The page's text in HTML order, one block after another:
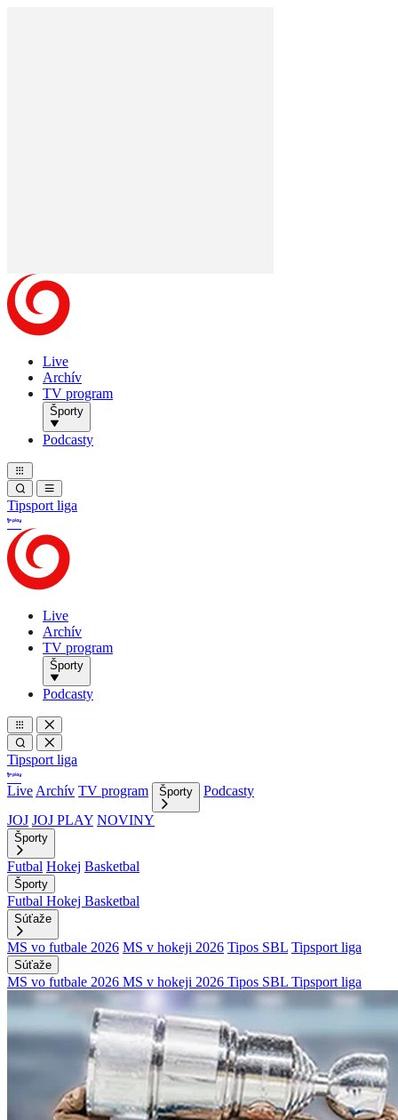
Live
Archív
TV program
Športy
Podcasty
Tipsport liga
Live
Archív
TV program
Športy
Podcasty
Tipsport liga
Live Archív TV program Športy
Podcasty
JOJ JOJ PLAY NOVINY
Športy
Futbal Hokej Basketbal
Športy
Futbal Hokej Basketbal
Súťaže
MS vo futbale 2026 MS v hokeji 2026 Tipos SBL Tipsport liga
Súťaže
MS vo futbale 2026 MS v hokeji 2026 Tipos SBL Tipsport liga